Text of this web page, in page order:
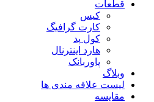
قطعات
کیس
کارت گرافیگ
کول پد
هارد اینترنال
پاوربانک
وبلاگ
لیست علاقه مندی ها
مقایسه